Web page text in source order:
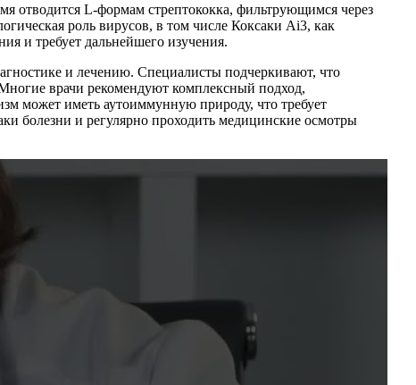
отводится L-формам стрептококка, фильтрующимся через
роль вирусов, в том числе Коксаки Ai3, как
и требует дальнейшего изучения.
и лечению. Специалисты подчеркивают, что
врачи рекомендуют комплексный подход,
может иметь аутоиммунную природу, что требует
болезни и регулярно проходить медицинские осмотры